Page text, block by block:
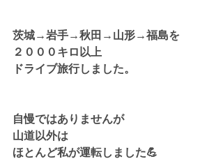
茨城→岩手→秋田→山形→福島を
２０００キロ以上
ドライブ旅行しました。
自慢ではありませんが
山道以外は
ほとんど私が運転しました💪